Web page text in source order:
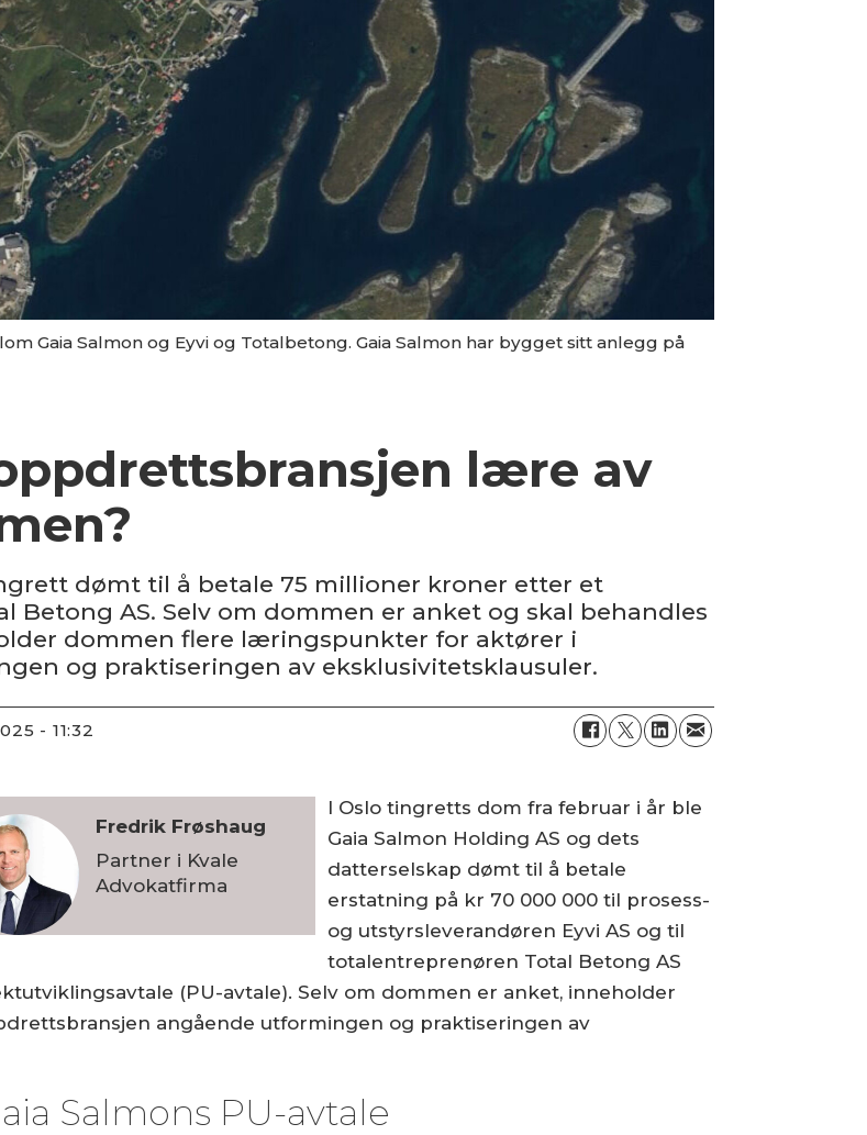
Gaia Salmon og Eyvi og Totalbetong. Gaia Salmon har bygget sitt anlegg på
lære av
dømt til å betale 75 millioner kroner etter et
Betong AS. Selv om dommen er anket og skal behandles
dommen flere læringspunkter for aktører i
og praktiseringen av eksklusivitetsklausuler.
- 11:32
Fredrik Frøshaug
Partner i Kvale
Advokatfirma
I Oslo tingretts dom fra februar i år ble
Gaia Salmon Holding AS og dets
datterselskap dømt til å betale
erstatning på kr 70 000 000 til prosess-
og utstyrsleverandøren Eyvi AS og til
totalentreprenøren Total Betong AS
(PU-avtale). Selv om dommen er anket, inneholder
angående utformingen og praktiseringen av
Salmons PU-avtale